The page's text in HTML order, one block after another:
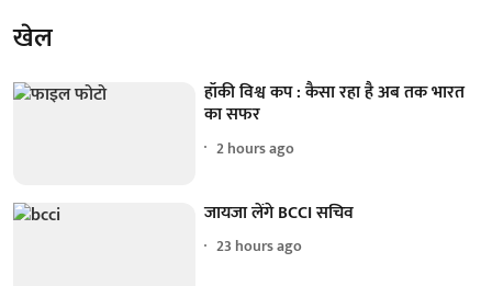
खेल
हॉकी विश्व कप : कैसा रहा है अब तक भारत
का सफर
2 hours ago
जायजा लेंगे BCCI सचिव
23 hours ago